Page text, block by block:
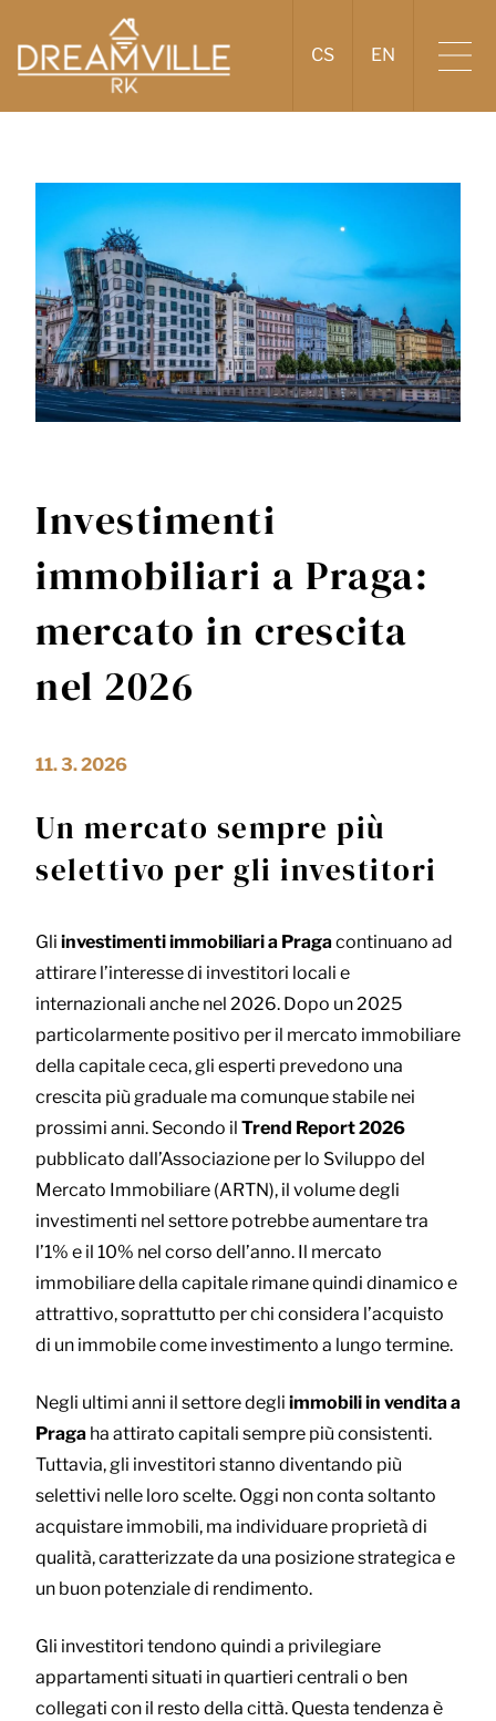
CS EN
Investimenti
immobiliari a Praga:
mercato in crescita
nel 2026
11. 3. 2026
Un mercato sempre più
selettivo per gli investitori
Gli investimenti immobiliari a Pragacontinuano ad
attirare l’interesse di investitori locali e
internazionali anche nel 2026. Dopo un 2025
particolarmente positivo per il mercato immobiliare
della capitale ceca, gli esperti prevedono una
crescita più graduale ma comunque stabile nei
prossimi anni. Secondo il Trend Report 2026
pubblicato dall’Associazione per lo Sviluppo del
Mercato Immobiliare (ARTN), il volume degli
investimenti nel settore potrebbe aumentare tra
l’1% e il 10% nel corso dell’anno. Il mercato
immobiliare della capitale rimane quindi dinamico e
attrattivo, soprattutto per chi considera l’acquisto
di un immobile come investimento a lungo termine.
Negli ultimi anni il settore degli immobili in vendita a
Praga ha attirato capitali sempre più consistenti.
Tuttavia, gli investitori stanno diventando più
selettivi nelle loro scelte. Oggi non conta soltanto
acquistare immobili, ma individuare proprietà di
qualità, caratterizzate da una posizione strategica e
un buon potenziale di rendimento.
Gli investitori tendono quindi a privilegiare
appartamenti situati in quartieri centrali o ben
collegati con il resto della città. Questa tendenza è